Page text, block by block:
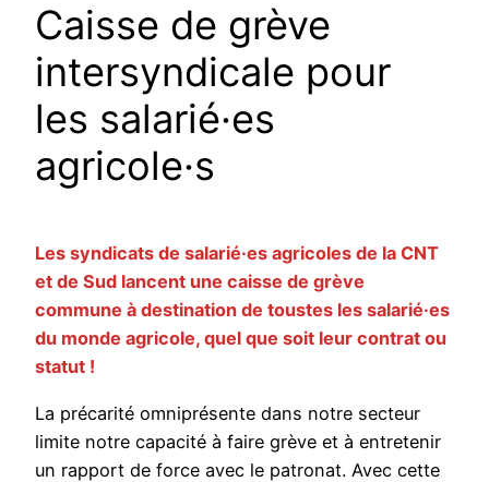
Caisse de grève
intersyndicale pour
les salarié·es
agricole·s
Les syndicats de salarié·es agricoles de la CNT
et de Sud lancent une caisse de grève
commune à destination de toustes les salarié·es
du monde agricole, quel que soit leur contrat ou
statut !
La précarité omniprésente dans notre secteur
limite notre capacité à faire grève et à entretenir
un rapport de force avec le patronat. Avec cette